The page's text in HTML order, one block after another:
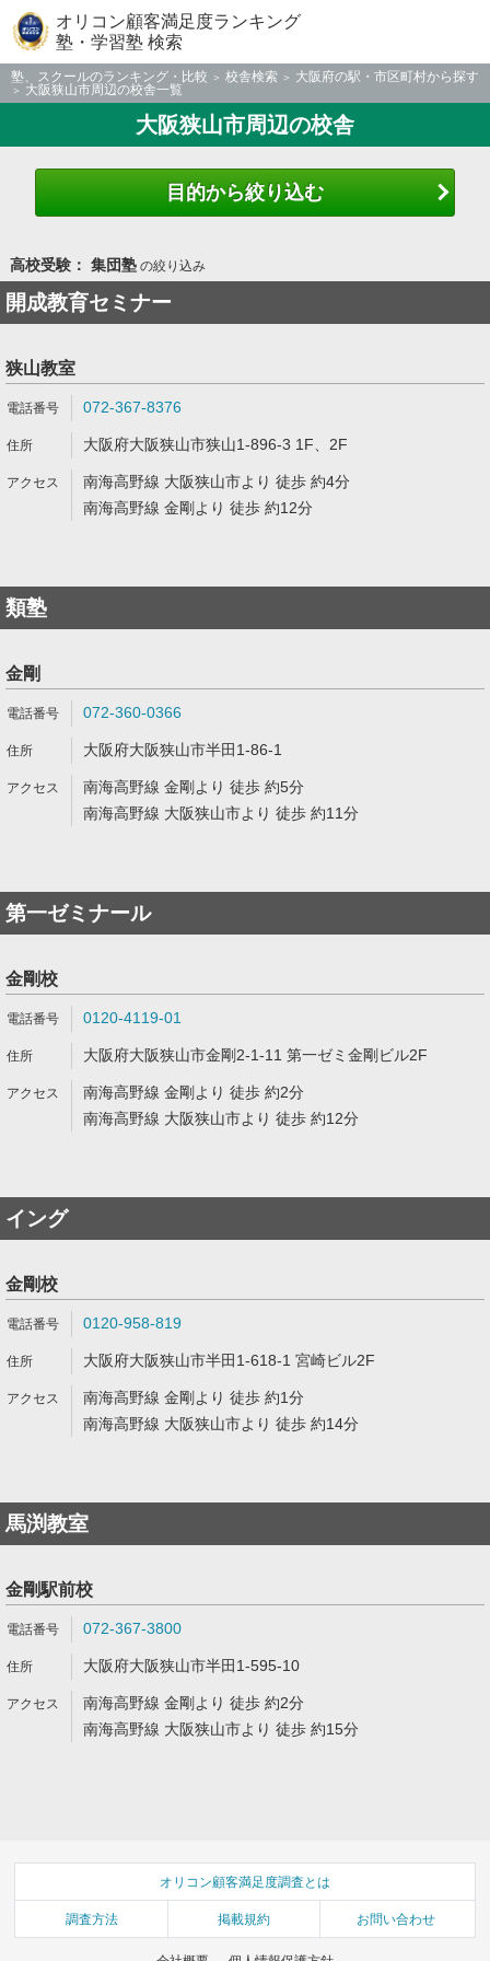
オリコン顧客満足度ランキング
塾・学習塾 検索
塾、スクールのランキング・比較 校舎検索
大阪府の駅・市区町村から探す
大阪狭山市周辺の校舎一覧
大阪狭山市周辺の校舎
目的から絞り込む
高校受験： 集団塾の絞り込み
開成教育セミナー
狭山教室
072-367-8376
大阪府大阪狭山市狭山1-896-3 1F、2F
南海高野線 大阪狭山市より 徒歩 約4分
南海高野線 金剛より 徒歩 約12分
類塾
金剛
072-360-0366
大阪府大阪狭山市半田1-86-1
南海高野線 金剛より 徒歩 約5分
南海高野線 大阪狭山市より 徒歩 約11分
第一ゼミナール
金剛校
0120-4119-01
大阪府大阪狭山市金剛2-1-11 第一ゼミ金剛ビル2F
南海高野線 金剛より 徒歩 約2分
南海高野線 大阪狭山市より 徒歩 約12分
イング
金剛校
0120-958-819
大阪府大阪狭山市半田1-618-1 宮崎ビル2F
南海高野線 金剛より 徒歩 約1分
南海高野線 大阪狭山市より 徒歩 約14分
馬渕教室
金剛駅前校
072-367-3800
大阪府大阪狭山市半田1-595-10
南海高野線 金剛より 徒歩 約2分
南海高野線 大阪狭山市より 徒歩 約15分
オリコン顧客満足度調査とは
調査方法 掲載規約 お問い合わせ